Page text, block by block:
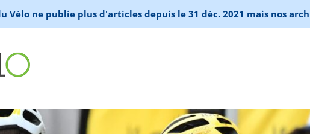
Vélo ne publie plus d'articles depuis le 31 déc. 2021 mais nos